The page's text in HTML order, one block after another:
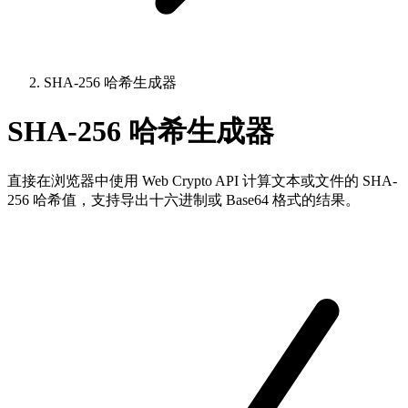
SHA-256 哈希生成器
SHA-256 哈希生成器
直接在浏览器中使用 Web Crypto API 计算文本或文件的 SHA-
256 哈希值，支持导出十六进制或 Base64 格式的结果。